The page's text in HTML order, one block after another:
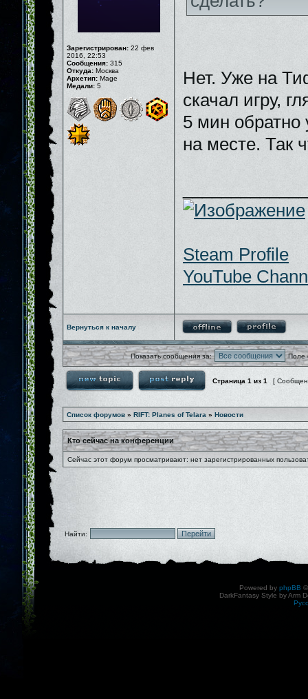
Зарегистрирован: 22 фев
2016, 22:53
Сообщения: 315
Откуда: Москва
Архетип: Mage
Медали: 5
Нет. Уже на
скачал игру,
5 мин обратно
на месте. Так
Steam Profile
YouTube
Вернуться к началу
Показать сообщения за: Поле
Страница 1 из 1 [
Список форумов » RIFT: Planes of Telara » Новости
Кто сейчас на конференции
Сейчас этот форум просматривают: нет зарегистрированных
Найти:
Powered by phpBB
DarkFantasy Style by Arm